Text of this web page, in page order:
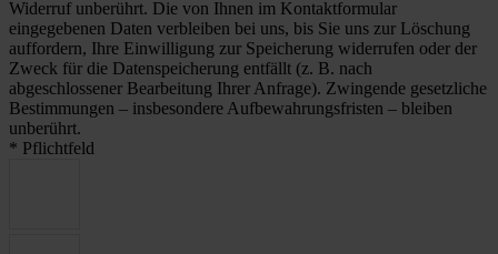
Widerruf unberührt. Die von Ihnen im Kontaktformular
eingegebenen Daten verbleiben bei uns, bis Sie uns zur Löschung
auffordern, Ihre Einwilligung zur Speicherung widerrufen oder der
Zweck für die Datenspeicherung entfällt (z. B. nach
abgeschlossener Bearbeitung Ihrer Anfrage). Zwingende gesetzliche
Bestimmungen – insbesondere Aufbewahrungsfristen – bleiben
unberührt.
* Pflichtfeld